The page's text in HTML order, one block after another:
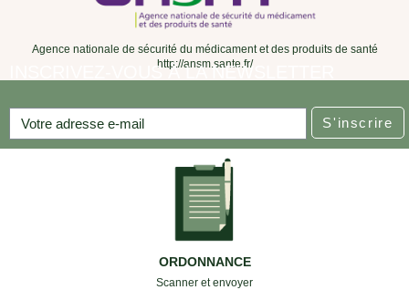
Agence nationale de sécurité du médicament et des produits de santé
http://ansm.sante.fr/
INSCRIVEZ-VOUS À LA NEWSLETTER
S'inscrire
ORDONNANCE
Scanner et envoyer